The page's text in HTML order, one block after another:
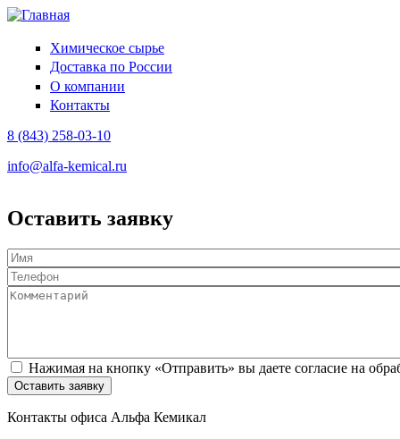
Химическое сырье
Доставка по России
О компании
Контакты
8 (843) 258-03-10
info@alfa-kemical.ru
Оставить заявку
Имя
Телефон
Комментарий
Обработка ПДн*
Нажимая на кнопку «Отправить» вы даете согласие на
CAPTCHA
человеком или представляете из себя автоматическую спам-
Контакты офиса Альфа Кемикал